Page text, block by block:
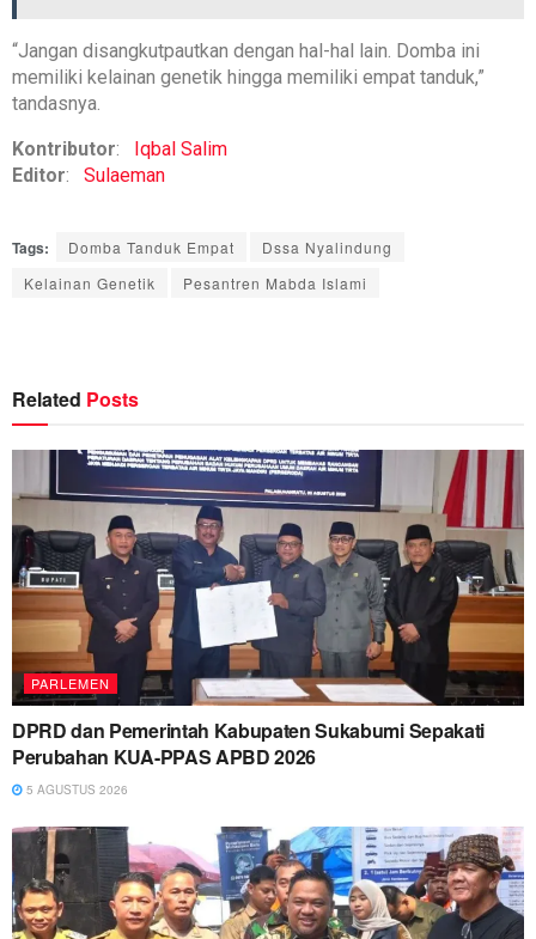
“Jangan disangkutpautkan dengan hal-hal lain. Domba ini
memiliki kelainan genetik hingga memiliki empat tanduk,”
tandasnya.
Kontributor: Iqbal Salim
Editor: Sulaeman
Tags: Domba Tanduk Empat
Dssa Nyalindung
Kelainan Genetik
Pesantren Mabda Islami
Related Posts
PARLEMEN
DPRD dan Pemerintah Kabupaten Sukabumi Sepakati
Perubahan KUA-PPAS APBD 2026
5 AGUSTUS 2026